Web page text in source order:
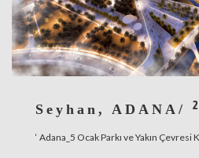
Seyhan, ADANA/
‘ Adana_5 Ocak Parkı ve Yakın Çevresi